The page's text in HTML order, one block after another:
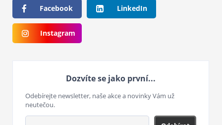
Facebook LinkedIn
Instagram
Dozvíte se jako první...
Odebírejte newsletter, naše akce a novinky Vám už
neutečou.